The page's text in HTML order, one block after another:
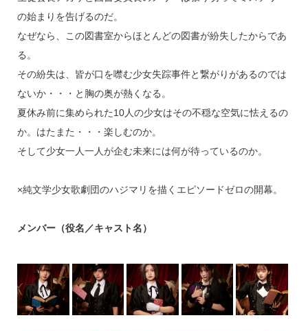
の始まりを告げるのだ。
なぜなら、この図書室からほとんどの図書が紛失したからであ
る。
その紛失は、皆が口を噤む少女失踪事件と繋がりがあるのでは
ないか・・・と胸の奥が熱くなる。
夏休み前に集められた10人の少女はその不穏な空気に怯えるの
か。はたまた・・・楽しむのか。
そして少女一人一人が企む未来には何が待っているのか。
×純文学少女歌劇団のハジマリを描くエピソードゼロの開幕。
メンバー（役名／キャスト名）